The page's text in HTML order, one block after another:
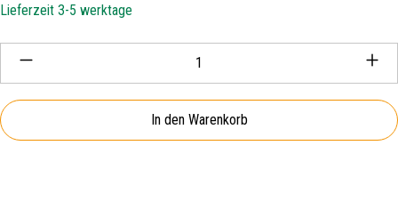
Lieferzeit 3-5 werktage
Produkt Anzahl: Gib den gewünschten Wert ein oder
In den Warenkorb